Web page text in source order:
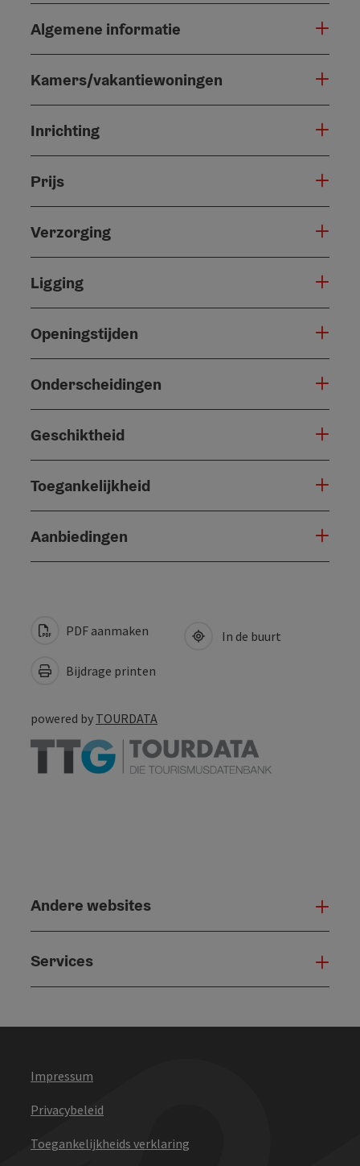
Algemene informatie
Kamers/vakantiewoningen
Inrichting
Prijs
Verzorging
Ligging
Openingstijden
Onderscheidingen
Geschiktheid
Toegankelijkheid
Aanbiedingen
PDF aanmaken
Bijdrage printen
In de buurt
powered by TOURDATA
Andere websites
Services
Impressum
Privacybeleid
Toegankelijkheids verklaring